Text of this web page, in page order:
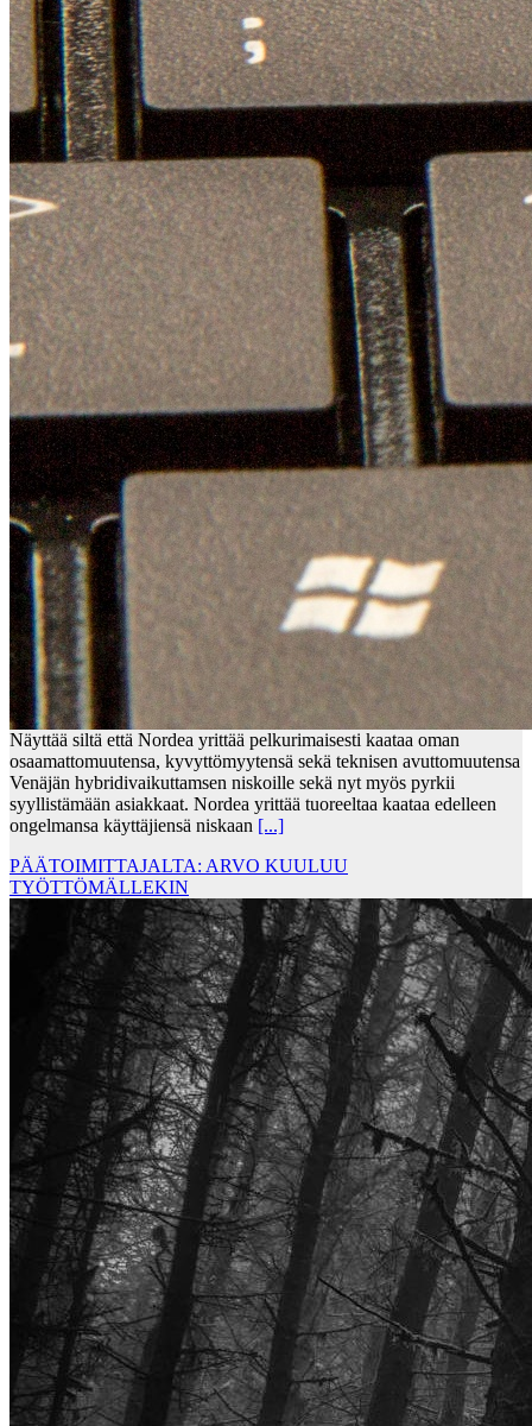
Näyttää siltä että Nordea yrittää pelkurimaisesti kaataa oman
osaamattomuutensa, kyvyttömyytensä sekä teknisen avuttomuutensa
Venäjän hybridivaikuttamsen niskoille sekä nyt myös pyrkii
syyllistämään asiakkaat. Nordea yrittää tuoreeltaa kaataa edelleen
ongelmansa käyttäjiensä niskaan [...]
PÄÄTOIMITTAJALTA: ARVO KUULUU
TYÖTTÖMÄLLEKIN